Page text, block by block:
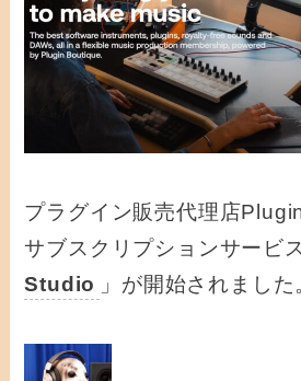
プラグイン販売代理店
サブスクリプションサービ
Studio
」が開始されました